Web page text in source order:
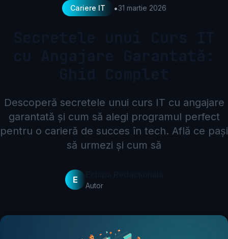
Cariere IT •31 martie 2026
Descoperă secretele unui curs IT cu angajare
garantată și cum să alegi programul perfect
pentru o carieră de succes în tech. Află ce pași
să urmezi și cum să
E
Autor